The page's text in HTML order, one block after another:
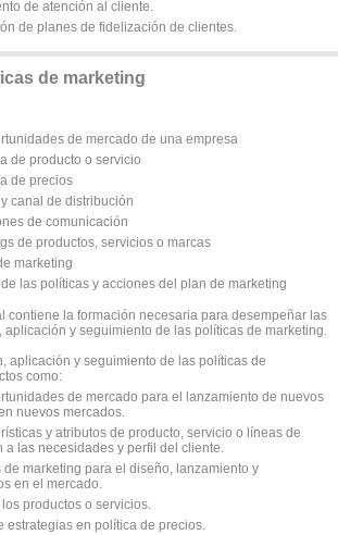
de atención al cliente.
de planes de fidelización de clientes.
de marketing
de mercado de una empresa
de producto o servicio
de precios
canal de distribución
de comunicación
de productos, servicios o marcas
marketing
las políticas y acciones del plan de marketing
contiene la formación necesaria para desempeñar las
y seguimiento de las políticas de marketing.
aplicación y seguimiento de las políticas de
como:
de mercado para el lanzamiento de nuevos
nuevos mercados.
y atributos de producto, servicio o líneas de
las necesidades y perfil del cliente.
marketing para el diseño, lanzamiento y
en el mercado.
productos o servicios.
estrategias en política de precios.